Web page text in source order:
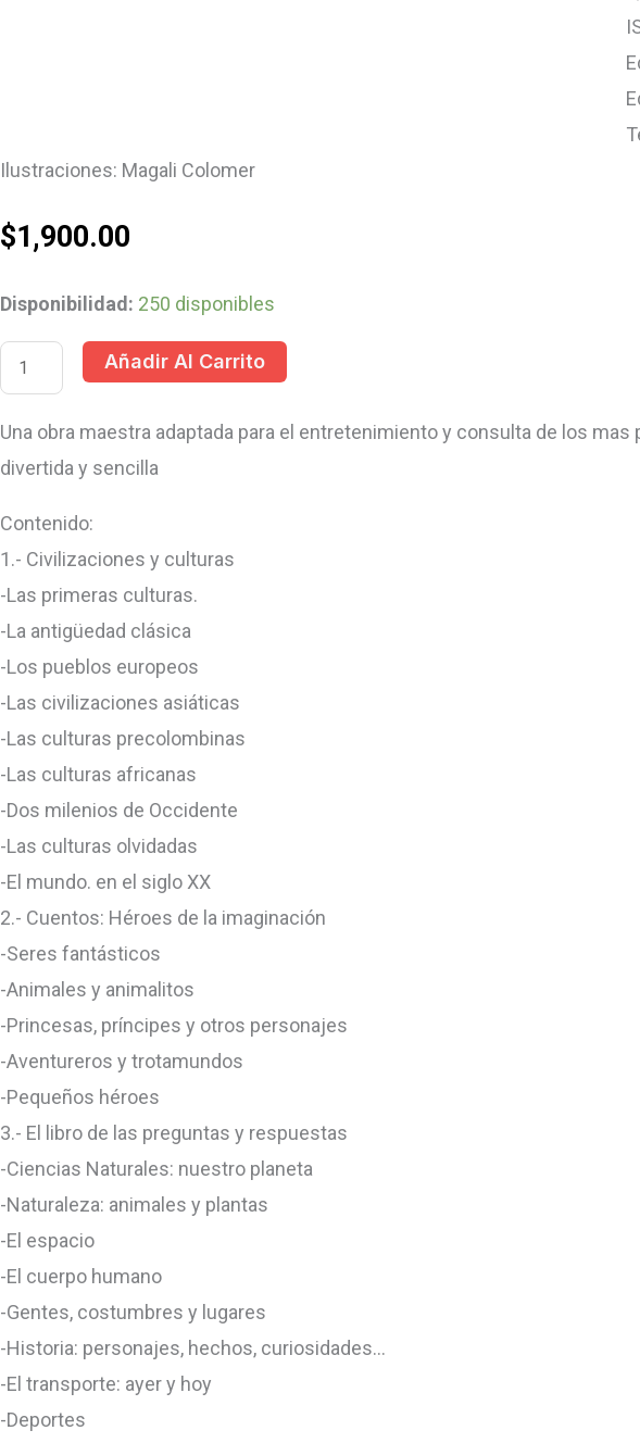
Ilustraciones: Magali Colomer
$1,900.00
Disponibilidad: 250 disponibles
Añadir Al Carrito
Una obra maestra adaptada para el entretenimiento y consulta de los
divertida y sencilla
Contenido:
1.- Civilizaciones y culturas
-Las primeras culturas.
-La antigüedad clásica
-Los pueblos europeos
-Las civilizaciones asiáticas
-Las culturas precolombinas
-Las culturas africanas
-Dos milenios de Occidente
-Las culturas olvidadas
-El mundo. en el siglo XX
2.- Cuentos: Héroes de la imaginación
-Seres fantásticos
-Animales y animalitos
-Princesas, príncipes y otros personajes
-Aventureros y trotamundos
-Pequeños héroes
3.- El libro de las preguntas y respuestas
-Ciencias Naturales: nuestro planeta
-Naturaleza: animales y plantas
-El espacio
-El cuerpo humano
-Gentes, costumbres y lugares
-Historia: personajes, hechos, curiosidades…
-El transporte: ayer y hoy
-Deportes